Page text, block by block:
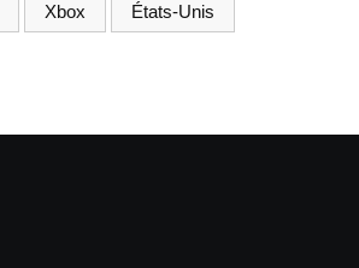
Xbox États-Unis